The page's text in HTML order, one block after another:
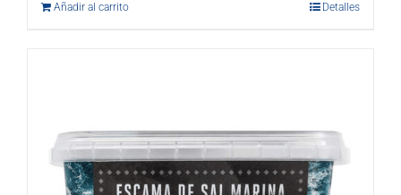
Añadir al carrito Detalles